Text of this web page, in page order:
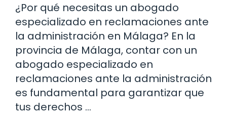
¿Por qué necesitas un abogado
especializado en reclamaciones ante
la administración en Málaga? En la
provincia de Málaga, contar con un
abogado especializado en
reclamaciones ante la administración
es fundamental para garantizar que
tus derechos …